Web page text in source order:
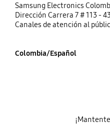
Samsung Electronics
Dirección Carrera 7 # 113 -
Canales de atención al
Colombia/Español